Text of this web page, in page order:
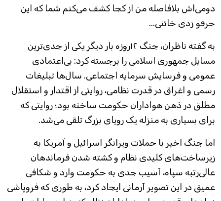
دومی‌اش بلافاصله من از کجا کشف می‌کنم شما که این
حرفو زدی خائنی...
به گفته ناظران، جنگ ۱۲روزه بار دیگر یکی از جدی‌ترین
مسایل جمهوری اسلامی را برجسته کرد: بی‌اعتمادی
عمومی و فرسایش سرمایه اجتماعی. سال‌ها تبلیغات
رسمی و اغراق در قدرت نظامی، روایتی از اقتدار و استقلال
مطلق در ذهن هواداران حکومت ساخته بود؛ روایتی که
برای بسیاری به منزله یک رویای بزرگ تلقی می‌شد.
اما جنگ اخیر با حملات ویرانگر اسرائیل و آمریکا به
زیرساخت‌های کلیدی نظام و کشته شدن فرماندهان
عالی‌رتبه سپاه، آسیب جدی به حکومت وارد و شکافی
عمیق در این تصویر آرمانی ایجاد کرد، به طوری که فروپاشی